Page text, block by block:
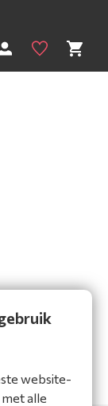
website-
alle